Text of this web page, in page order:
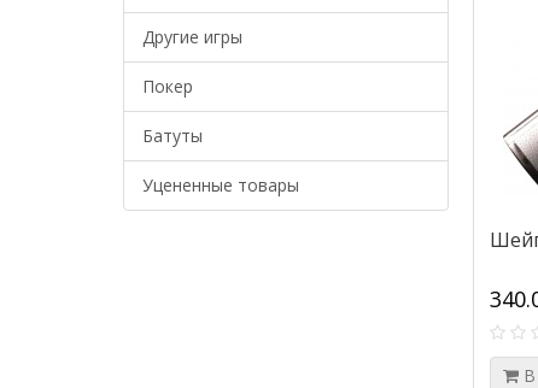
Другие игры
Покер
Батуты
Уцененные товары